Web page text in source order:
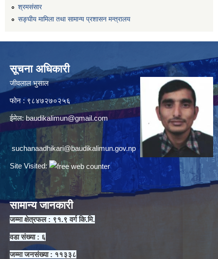
श्रमसंसार
सङ्घीय मामिला तथा सामान्य प्रशासन मन्त्रालय
सूचना अधिकारी
जीवलाल भुसाल
फोन : ९८४७२७०२५६
ईमेल: baudikalimun@gmail.com
suchanaadhikari@baudikalimun.gov.np
Site Visited:
सामान्य जानकारी
जम्मा क्षेत्रफल : ९१.९ वर्ग कि.मि.
वडा संख्या : ६
जम्मा जनसंख्या : ११३३८